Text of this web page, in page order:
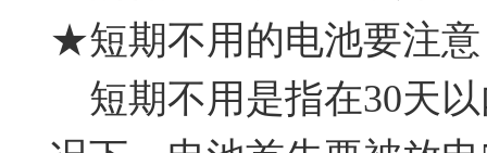
★短期不用的电池要注意
短期不用是指在30天